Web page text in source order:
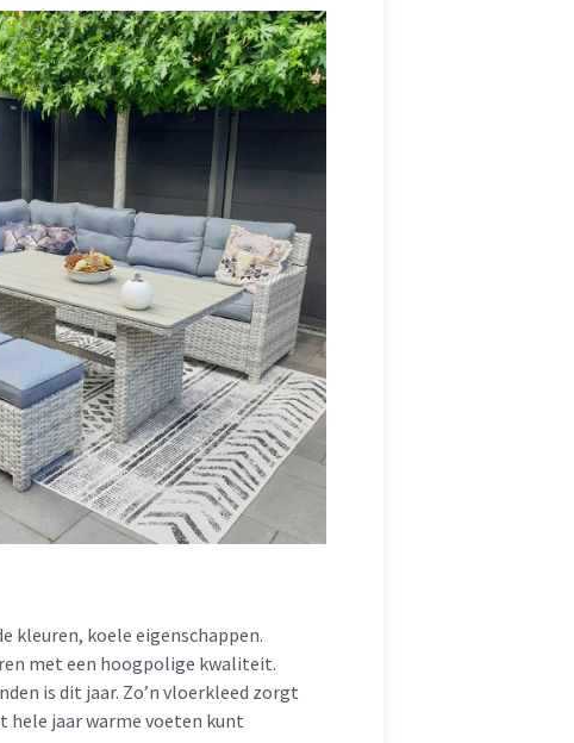
kleuren, koele eigenschappen.
met een hoogpolige kwaliteit.
is dit jaar. Zo’n vloerkleed zorgt
jaar warme voeten kunt